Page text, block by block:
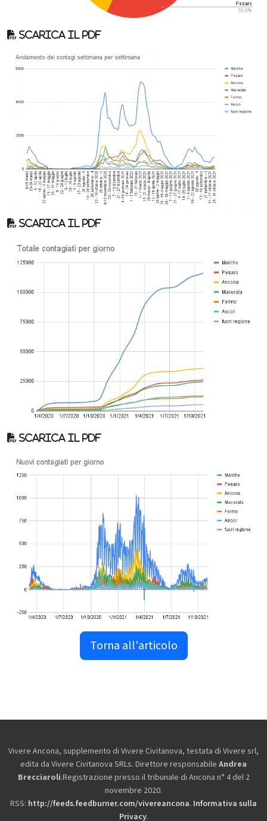
Scarica il pdf
Scarica il pdf
Scarica il pdf
Torna all'articolo
Vivere Ancona, supplemento di Vivere Civitanova, testata di Vivere srl,
edita da Vivere Civitanova SRLs. Direttore responsabile Andrea
Brecciaroli.Registrazione presso il tribunale di Ancona n° 4 del 2
novembre 2020.
RSS: http://feeds.feedburner.com/vivereancona. Informativa sulla
Privacy.